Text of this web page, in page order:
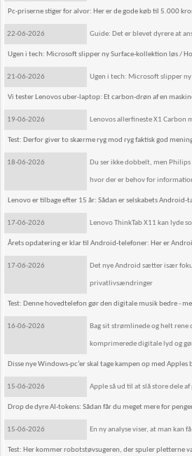
Pc-priserne stiger for alvor: Her er de gode køb til 5.000
22-06-2026 Guide: Det er blevet dyrere at
Ugen i tech: Microsoft slipper ny Surface-kollektion løs /
21-06-2026 Ugen i tech: Microsoft slipper
Vi tester Lenovos uber-laptop: Et carbon-drøn af en
19-06-2026 Lenovos allerfineste X1 Carbon
Test: Derfor giver to skærme ryg mod ryg faktisk god
18-06-2026 Du ser ikke dobbelt, men
hvor der er behov for
Lenovo er tilbage efter 15 år: Sådan er selskabets
17-06-2026 Lenovo ThinkTab X11 kan lyde
Årets opdatering er klar til Android-telefoner: Her er
17-06-2026 Det nye Android sætter især
privatlivsændringer
Test: Denne hovedtelefon gør den digitale musik bedre -
16-06-2026 Bag sit strømlinede og helt
komprimerede digitale lyd og
Disse nye Windows-pc’er skal tage kampen op med
15-06-2026 Apple så ud til at slå store dele
Drop de dyre AI-tokens: Sådan får du meget mere for
15-06-2026 En ny analyse viser, at man kan
Test: Her kommer robotstøvsugeren, der spuler pletterne